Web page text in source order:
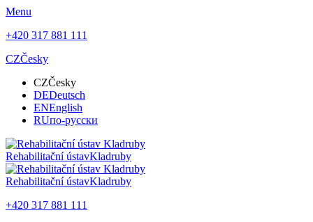
Menu
+420 317 881 111
CZČesky
CZČesky
DEDeutsch
ENEnglish
RUпо-русски
Rehabilitační ústavKladruby
Rehabilitační ústavKladruby
+420 317 881 111